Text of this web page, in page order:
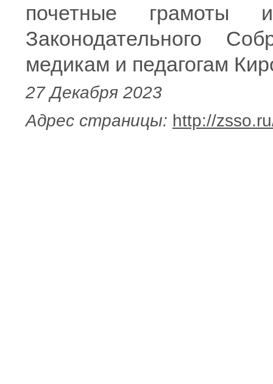
почетные грамоты
Законодательного
медикам и педагогам
27 Декабря 2023
Адрес страницы: http://